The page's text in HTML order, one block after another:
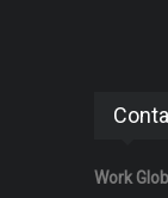
Work